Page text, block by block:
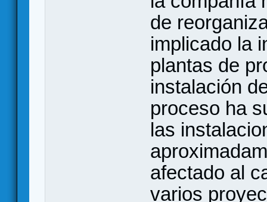
de
implicado la
plantas de
instalación
proceso ha
las
afectado al
varios